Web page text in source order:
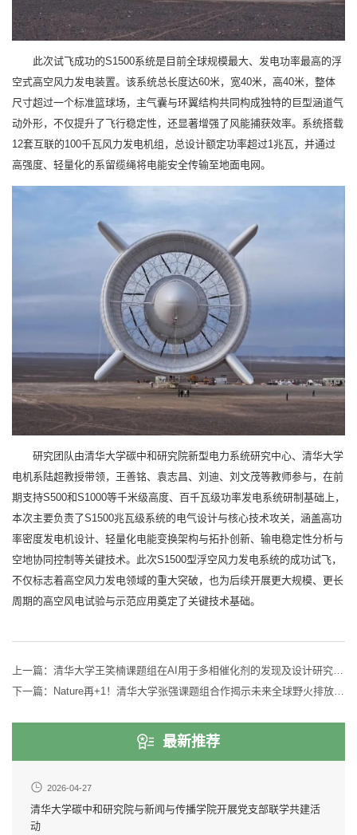
此次试飞成功的S1500系统是目前全球规模最大、发电功率最高的浮
空式高空风力发电装置。该系统总长度达60米，宽40米，高40米，整体
尺寸超过一个标准篮球场，主气囊与环翼结构共同构成独特的巨型涵道气
动外形，不仅提升了飞行稳定性，还显著增强了风能捕获效率。系统搭载
12套互联的100千瓦风力发电机组，总设计额定功率超过1兆瓦，并通过
高强度、轻量化的系留缆绳将电能安全传输至地面电网。
研究团队由清华大学碳中和研究院新型电力系统研究中心、清华大学
电机系陆超教授带领，王善铭、袁志昌、刘迪、刘文茂等教师参与，在前
期支持S500和S1000等千米级高度、百千瓦级功率发电系统研制基础上，
本次主要负责了S1500兆瓦级系统的电气设计与核心技术攻关，涵盖高功
率密度发电机设计、轻量化电能变换架构与拓扑创新、输电稳定性分析与
空地协同控制等关键技术。此次S1500型浮空风力发电系统的成功试飞，
不仅标志着高空风力发电领域的重大突破，也为后续开展更大规模、更长
周期的高空风电试验与示范应用奠定了关键技术基础。
上一篇： 清华大学王笑楠课题组在AI用于多相催化剂的发现及设计研究方面取得系列进展
下一篇：
Nature再+1！清华大学张强课题组合作揭示未来全球野火排放的健康和气候效应
最新推荐
2026-04-27
清华大学碳中和研究院与新闻与传播学院开展党支部联学共建活
动